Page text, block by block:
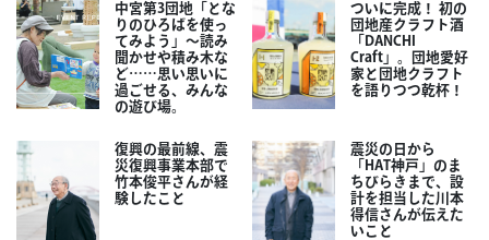
中宮第3団地「とな
りのひろばを使っ
てみよう」～読み
聞かせや積み木な
ど……思い思いに
過ごせる、みんな
の遊び場。
ついに完成！ 初の
団地産クラフト酒
「DANCHI
Craft」。団地愛好
家と団地クラフト
を語りつつ乾杯！
復興の最前線、震
災復興事業本部で
竹本俊平さんが経
験したこと
震災の日から
「HAT神戸」のま
ちびらきまで、設
計を担当した川本
得信さんが伝えた
いこと